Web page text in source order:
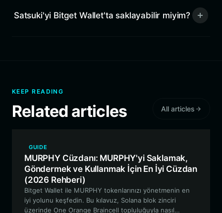
Satsuki'yi Bitget Wallet'ta saklayabilir miyim?
KEEP READING
Related articles All articles
GUIDE
MURPHY Cüzdanı: MURPHY'yi Saklamak,
Göndermek ve Kullanmak İçin En İyi Cüzdan
(2026 Rehberi)
Bitget Wallet ile MURPHY tokenlarınızı yönetmenin en
iyi yolunu keşfedin. Bu kılavuz, Solana blok zinciri
üzerinde One Orange Braincell topluluğuyla nasıl